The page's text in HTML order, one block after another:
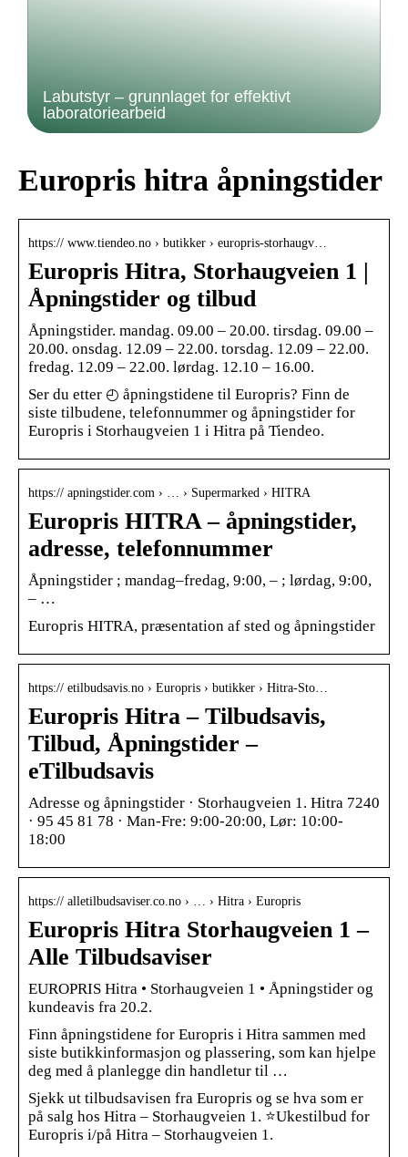
Labutstyr – grunnlaget for effektivt
laboratoriearbeid
Europris hitra åpningstider
https:// www.tiendeo.no › butikker › europris-storhaugv…
Europris Hitra, Storhaugveien 1 |
Åpningstider og tilbud
Åpningstider. mandag. 09.00 – 20.00. tirsdag. 09.00 –
20.00. onsdag. 12.09 – 22.00. torsdag. 12.09 – 22.00.
fredag. 12.09 – 22.00. lørdag. 12.10 – 16.00.
Ser du etter ◴ åpningstidene til Europris? Finn de
siste tilbudene, telefonnummer og åpningstider for
Europris i Storhaugveien 1 i Hitra på Tiendeo.
https:// apningstider.com › … › Supermarked › HITRA
Europris HITRA – åpningstider,
adresse, telefonnummer
Åpningstider ; mandag–fredag, 9:00, – ; lørdag, 9:00,
– …
Europris HITRA, præsentation af sted og åpningstider
https:// etilbudsavis.no › Europris › butikker › Hitra-Sto…
Europris Hitra – Tilbudsavis,
Tilbud, Åpningstider –
eTilbudsavis
Adresse og åpningstider · Storhaugveien 1. Hitra 7240
· 95 45 81 78 · Man-Fre: 9:00-20:00, Lør: 10:00-
18:00
https:// alletilbudsaviser.co.no › … › Hitra › Europris
Europris Hitra Storhaugveien 1 –
Alle Tilbudsaviser
EUROPRIS Hitra • Storhaugveien 1 • Åpningstider og
kundeavis fra 20.2.
Finn åpningstidene for Europris i Hitra sammen med
siste butikkinformasjon og plassering, som kan hjelpe
deg med å planlegge din handletur til …
Sjekk ut tilbudsavisen fra Europris og se hva som er
på salg hos Hitra – Storhaugveien 1. ⭐Ukestilbud for
Europris i/på Hitra – Storhaugveien 1.